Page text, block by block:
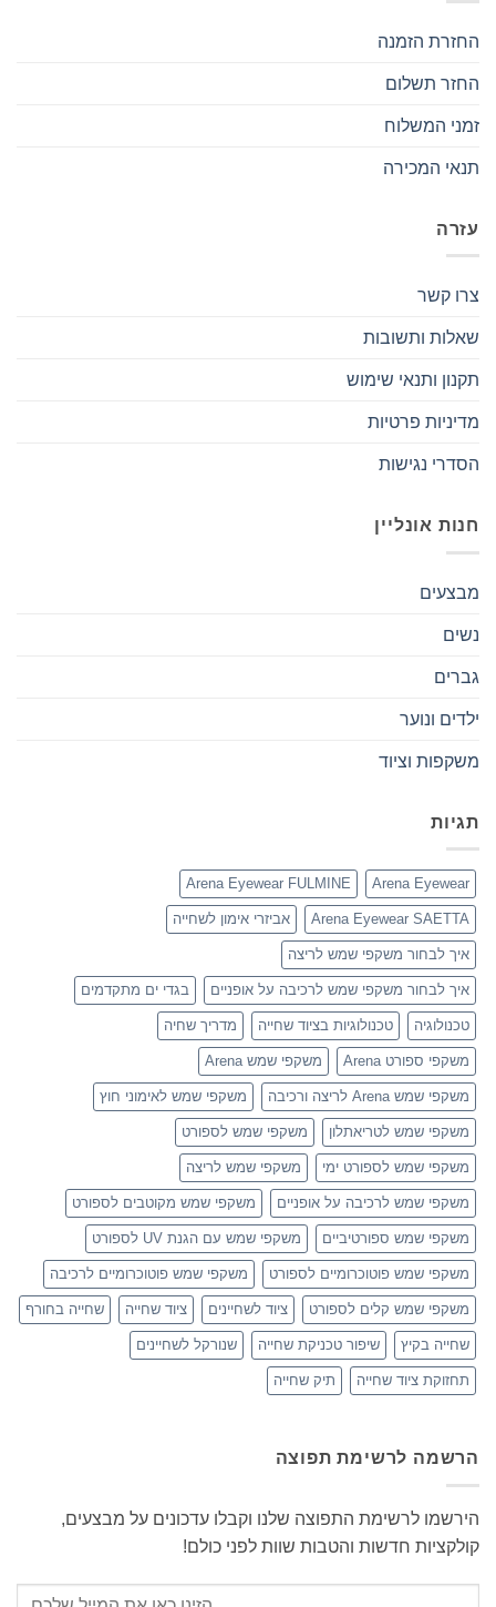
החזרת הזמנה
החזר תשלום
זמני המשלוח
תנאי המכירה
עזרה
צרו קשר
שאלות ותשובות
תקנון ותנאי שימוש
מדיניות פרטיות
הסדרי נגישות
חנות אונליין
מבצעים
נשים
גברים
ילדים ונוער
משקפות וציוד
תגיות
Arena Eyewear
Arena Eyewear FULMINE
Arena Eyewear SAETTA אביזרי אימון לשחייה
איך לבחור משקפי שמש לריצה
איך לבחור משקפי שמש לרכיבה על אופניים בגדי ים מתקדמים
טכנולוגיה טכנולוגיות בציוד שחייה מדריך שחיה
משקפי ספורט Arena משקפי שמש Arena
משקפי שמש Arena לריצה ורכיבה משקפי שמש לאימוני חוץ
משקפי שמש לטריאתלון משקפי שמש לספורט
משקפי שמש לספורט ימי משקפי שמש לריצה
משקפי שמש לרכיבה על אופניים משקפי שמש מקוטבים לספורט
משקפי שמש ספורטיביים משקפי שמש עם הגנת UV לספורט
משקפי שמש פוטוכרומיים לספורט משקפי שמש פוטוכרומיים לרכיבה
משקפי שמש קלים לספורט ציוד לשחיינים ציוד שחייה שחייה בחורף
שחייה בקיץ שיפור טכניקת שחייה שנורקל לשחיינים
תחזוקת ציוד שחייה תיק שחייה
הרשמה לרשימת תפוצה
הירשמו לרשימת התפוצה שלנו וקבלו עדכונים על מבצעים,
קולקציות חדשות והטבות שוות לפני כולם!